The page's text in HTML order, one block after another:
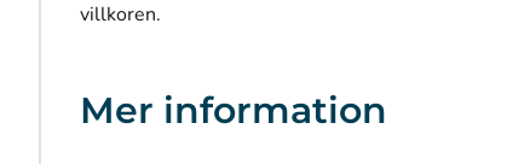
villkoren.
Mer information